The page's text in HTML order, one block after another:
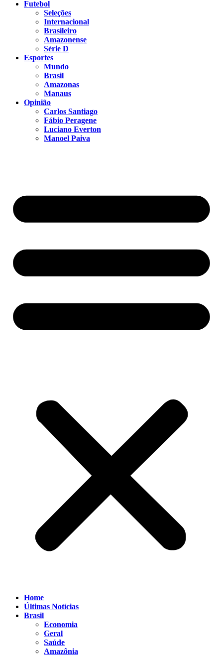
Futebol
Seleções
Internacional
Brasileiro
Amazonense
Série D
Esportes
Mundo
Brasil
Amazonas
Manaus
Opinião
Carlos Santiago
Fábio Peragene
Luciano Everton
Manoel Paiva
Home
Últimas Notícias
Brasil
Economia
Geral
Saúde
Amazônia